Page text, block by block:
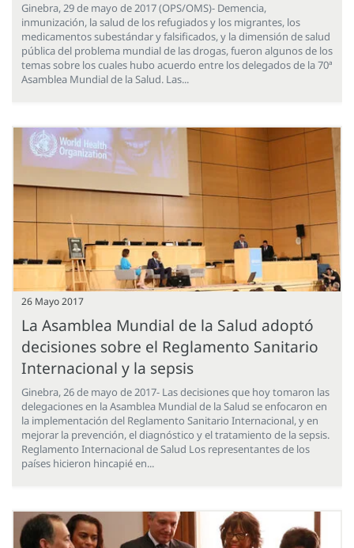
Ginebra, 29 de mayo de 2017 (OPS/OMS)- Demencia,
inmunización, la salud de los refugiados y los migrantes, los
medicamentos subestándar y falsificados, y la dimensión de salud
pública del problema mundial de las drogas, fueron algunos de los
temas sobre los cuales hubo acuerdo entre los delegados de la 70ª
Asamblea Mundial de la Salud. Las...
26 Mayo 2017
La Asamblea Mundial de la Salud adoptó
decisiones sobre el Reglamento Sanitario
Internacional y la sepsis
Ginebra, 26 de mayo de 2017- Las decisiones que hoy tomaron las
delegaciones en la Asamblea Mundial de la Salud se enfocaron en
la implementación del Reglamento Sanitario Internacional, y en
mejorar la prevención, el diagnóstico y el tratamiento de la sepsis.
Reglamento Internacional de Salud Los representantes de los
países hicieron hincapié en...